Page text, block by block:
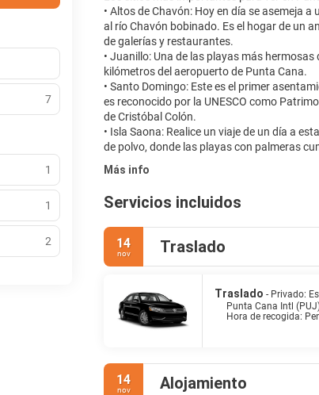
• Altos de Chavón: Hoy en día se asemeja
al río Chavón bobinado. Es el hogar de un
de galerías y restaurantes.
• Juanillo: Una de las playas más
kilómetros del aeropuerto de Punta Cana.
• Santo Domingo: Este es el primer
es reconocido por la UNESCO como
de Cristóbal Colón.
• Isla Saona: Realice un viaje de un día a
Más info
Servicios incluidos
14
nov Traslado
Traslado - Privado:
Punta Cana Intl
Hora de recogida:
14
nov Alojamiento
7
1
1
2